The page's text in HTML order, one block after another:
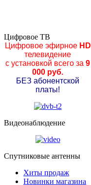
Цифровое ТВ
Цифровое эфирноеHD
телевидение
с установкой всего за 9
000 руб.
БЕЗ абонентской
платы!
Видеонаблюдение
Спутниковые антенны
Хиты продаж
Новинки магазина